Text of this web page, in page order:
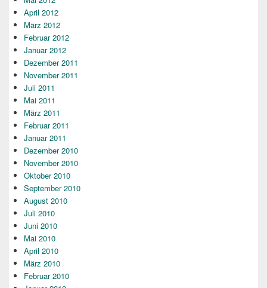
April 2012
März 2012
Februar 2012
Januar 2012
Dezember 2011
November 2011
Juli 2011
Mai 2011
März 2011
Februar 2011
Januar 2011
Dezember 2010
November 2010
Oktober 2010
September 2010
August 2010
Juli 2010
Juni 2010
Mai 2010
April 2010
März 2010
Februar 2010